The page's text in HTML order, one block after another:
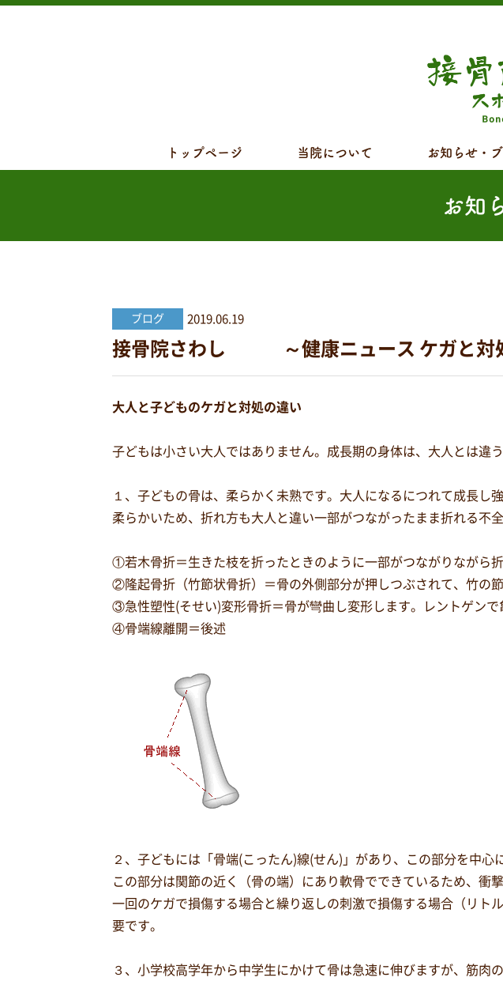
トップページ 当院について お知らせ・
お知
ブログ 2019.06.19
接骨院さわし ～健康ニュース ケガと対
大人と子どものケガと対処の違い
子どもは小さい大人ではありません。成長期の身体は、大人とは違
１、子どもの骨は、柔らかく未熟です。大人になるにつれて成長し
柔らかいため、折れ方も大人と違い一部がつながったまま折れる不
①若木骨折＝生きた枝を折ったときのように一部がつながりながら
②隆起骨折（竹節状骨折）＝骨の外側部分が押しつぶされて、竹の節
③急性塑性(そせい)変形骨折＝骨が彎曲し変形します。レントゲンで
④骨端線離開＝後述
２、子どもには「骨端(こったん)線(せん)」があり、この部分を中心
この部分は関節の近く（骨の端）にあり軟骨でできているため、衝
一回のケガで損傷する場合と繰り返しの刺激で損傷する場合（リト
要です。
３、小学校高学年から中学生にかけて骨は急速に伸びますが、筋